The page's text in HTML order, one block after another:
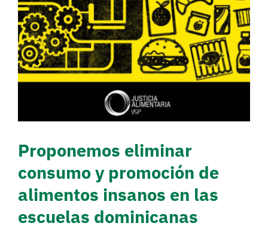
Campañas Cooperación Investigación Sin categorizar
Proponemos eliminar
consumo y promoción de
alimentos insanos en las
escuelas dominicanas